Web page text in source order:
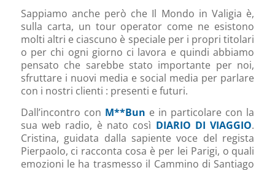
Sappiamo anche però che Il Mondo in Valigia è,
sulla carta, un tour operator come ne esistono
molti altri e ciascuno è speciale per i propri titolari
o per chi ogni giorno ci lavora e quindi abbiamo
pensato che sarebbe stato importante per noi,
sfruttare i nuovi media e social media per parlare
con i nostri clienti : presenti e futuri.
Dall’incontro con M**Bun e in particolare con la
sua web radio, è nato così DIARIO DI VIAGGIO.
Cristina, guidata dalla sapiente voce del regista
Pierpaolo, ci racconta cosa è per lei Parigi, o quali
emozioni le ha trasmesso il Cammino di Santiago